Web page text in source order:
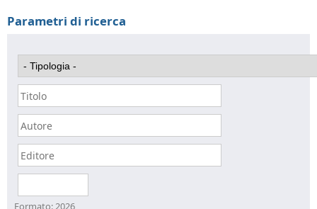
Parametri di ricerca
Data
Formato: 2026